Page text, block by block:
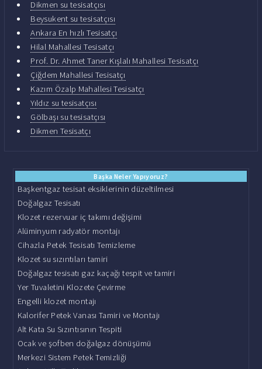
Dikmen su tesisatçısı
Beysukent su tesisatçısı
Ankara En hızlı Tesisatçı
Hilal Mahallesi Tesisatçı
Prof. Dr. Ahmet Taner Kışlalı Mahallesi Tesisatçı
Çiğdem Mahallesi Tesisatçı
Kazım Özalp Mahallesi Tesisatçı
Yıldız su tesisatçısı
Gölbaşı su tesisatçısı
Dikmen Tesisatçı
Başka Neler Yapıyoruz?
Başkentgaz tesisat eksiklerinin düzeltilmesi
Doğalgaz Tesisatı
Klozet rezervuar iç takımı değişimi
Alüminyum radyatör montajı
Cihazla Petek Tesisatı Temizleme
Klozet su sızıntıları tamiri
Doğalgaz tesisatı gaz kaçağı tespit ve tamiri
Yer Tuvaletini Klozete Çevirme
Engelli klozet montajı
Kalorifer Petek Vanası Tamiri ve Montajı
Alt Kata Su Sızıntısının Tespiti
Ocak ve şofben doğalgaz dönüşümü
Merkezi Sistem Petek Temizliği